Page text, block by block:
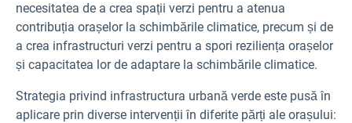
necesitatea de a crea spații verzi pentru a atenua
contribuția orașelor la schimbările climatice, precum și de
a crea infrastructuri verzi pentru a spori reziliența orașelor
și capacitatea lor de adaptare la schimbările climatice.
Strategia privind infrastructura urbană verde este pusă în
aplicare prin diverse intervenții în diferite părți ale orașului: